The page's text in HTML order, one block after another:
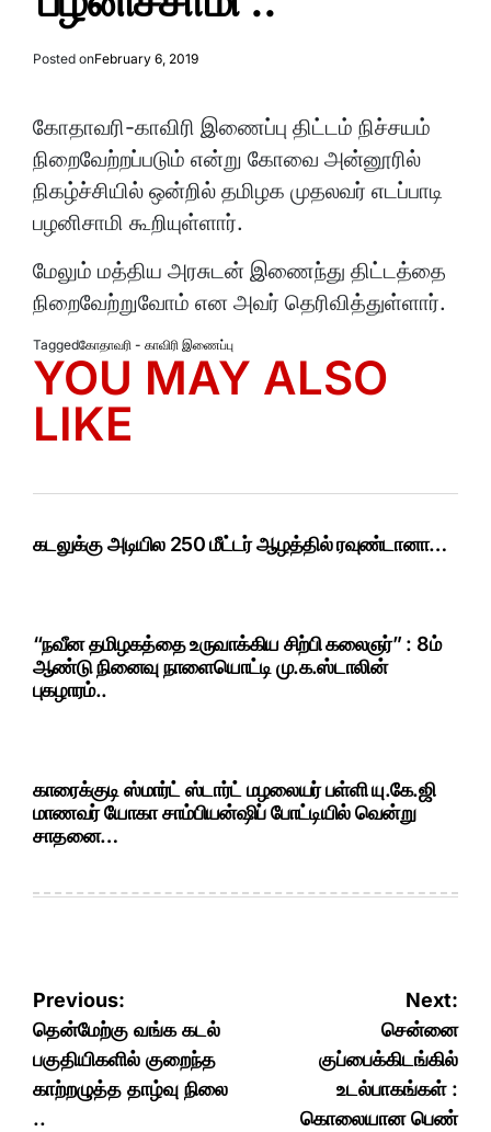
Posted onFebruary 6, 2019
கோதாவரி-காவிரி இணைப்பு திட்டம் நிச்சயம்
நிறைவேற்றப்படும் என்று கோவை அன்னூரில்
நிகழ்ச்சியில் ஒன்றில் தமிழக முதலவர் எடப்பாடி
பழனிசாமி கூறியுள்ளார்.
மேலும் மத்திய அரசுடன் இணைந்து திட்டத்தை
நிறைவேற்றுவோம் என அவர் தெரிவித்துள்ளார்.
Taggedகோதாவரி - காவிரி இணைப்பு
YOU MAY ALSO
LIKE
கடலுக்கு அடியில 250 மீட்டர் ஆழத்தில் ரவுண்டானா…
“நவீன தமிழகத்தை உருவாக்கிய சிற்பி கலைஞர்” : 8ம்
ஆண்டு நினைவு நாளையொட்டி மு.க.ஸ்டாலின்
புகழாரம்..
காரைக்குடி ஸ்மார்ட் ஸ்டார்ட் மழலையர் பள்ளி யு.கே.ஜி
மாணவர் யோகா சாம்பியன்ஷிப் போட்டியில் வென்று
சாதனை…
Post
navigation
Previous:
தென்மேற்கு வங்க கடல்
பகுதியிகளில் குறைந்த
காற்றழுத்த தாழ்வு நிலை
..
Next:
சென்னை
குப்பைக்கிடங்கில்
உடல்பாகங்கள் :
கொலையான பெண்